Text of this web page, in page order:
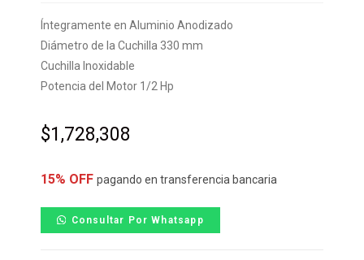
Íntegramente en Aluminio Anodizado
Diámetro de la Cuchilla 330 mm
Cuchilla Inoxidable
Potencia del Motor 1/2 Hp
$1,728,308
15% OFF pagando en transferencia bancaria
Consultar Por Whatsapp